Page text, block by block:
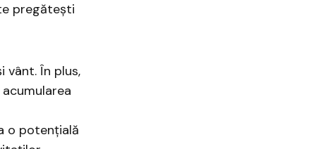
pregătești
În plus,
o potențială